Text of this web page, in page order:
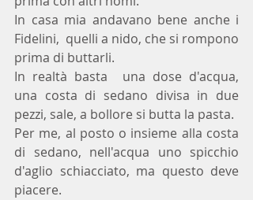
In casa mia andavano bene anche i
Fidelini,  quelli a nido, che si rompono
prima di buttarli.
In realtà basta  una dose d'acqua,
una costa di sedano divisa in due
pezzi, sale, a bollore si butta la pasta.
Per me, al posto o insieme alla costa
di sedano, nell'acqua uno spicchio
d'aglio schiacciato, ma questo deve
piacere.